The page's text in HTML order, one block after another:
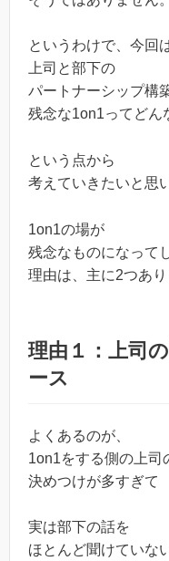
というわけで、今回
上司と部下の
パートナーシップ構
残念な1on1ってどん
という点から
考えていきたいと思
1on1の場が
残念なものになって
理由は、主に2つあり
理由１：上司
ース
よくあるのが、
1on1をする側の上司
決めつけが多すぎて
実は部下の話を
ほとんど聞けていな